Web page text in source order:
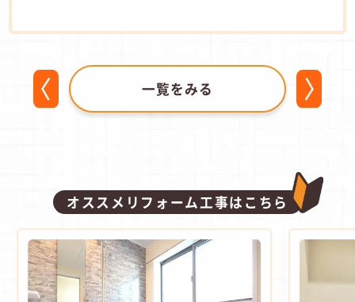
一覧をみる
オススメリフォーム工事はこちら